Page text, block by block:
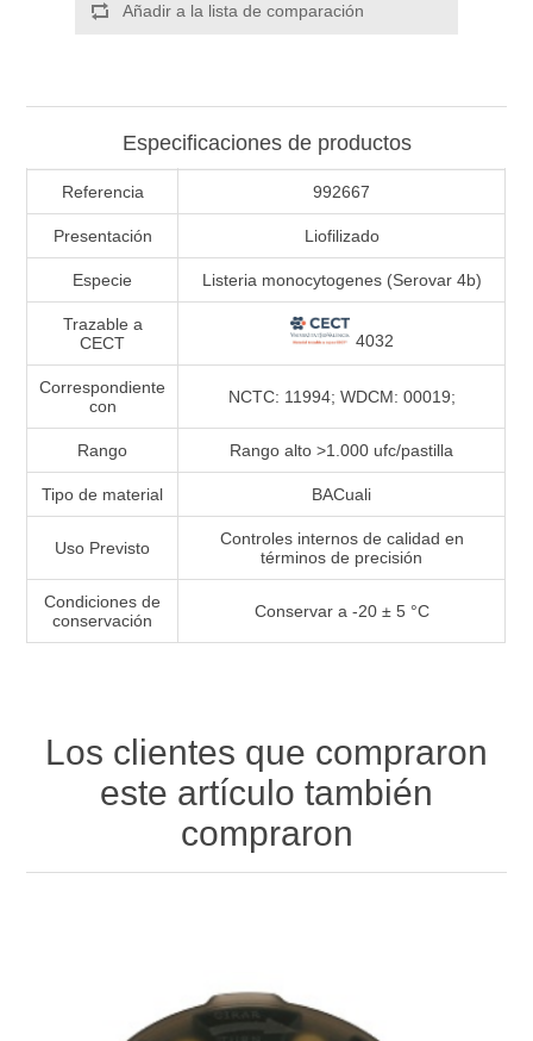
Añadir a la lista de comparación
Especificaciones de productos
Referencia 992667
Presentación Liofilizado
Especie Listeria monocytogenes (Serovar 4b)
Trazable a
CECT
4032
Correspondiente
con
NCTC: 11994; WDCM: 00019;
Rango Rango alto >1.000 ufc/pastilla
Tipo de material BACuali
Uso Previsto
Controles internos de calidad en
términos de precisión
Condiciones de
conservación
Conservar a -20 ± 5 °C
Los clientes que compraron
este artículo también
compraron